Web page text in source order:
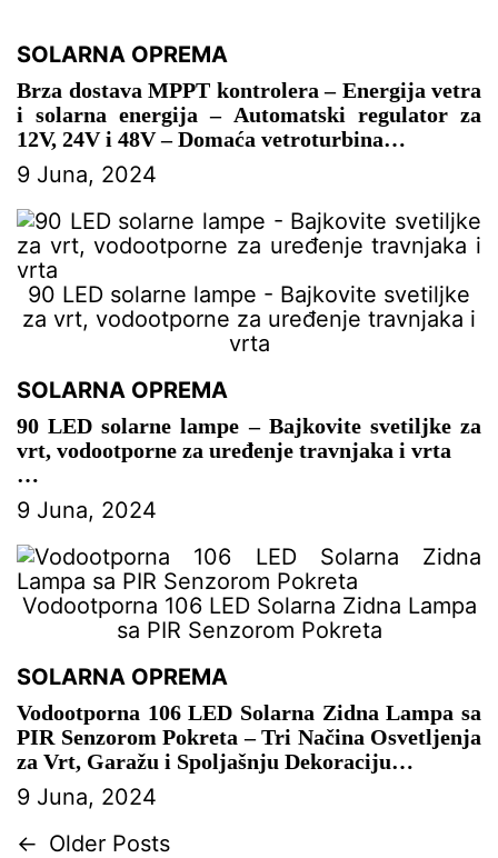
SOLARNA OPREMA
Brza dostava MPPT kontrolera – Energija vetra
i solarna energija – Automatski regulator za
12V, 24V i 48V – Domaća vetroturbina
– SOLARNA OPREMA
9 Juna, 2024
90 LED solarne lampe - Bajkovite svetiljke
za vrt, vodootporne za uređenje travnjaka i
vrta
SOLARNA OPREMA
90 LED solarne lampe – Bajkovite svetiljke za
vrt, vodootporne za uređenje travnjaka i vrta
– SOLARNA OPREMA
9 Juna, 2024
Vodootporna 106 LED Solarna Zidna Lampa
sa PIR Senzorom Pokreta
SOLARNA OPREMA
Vodootporna 106 LED Solarna Zidna Lampa sa
PIR Senzorom Pokreta – Tri Načina Osvetljenja
za Vrt, Garažu i Spoljašnju Dekoraciju
– SOLARNA OPREMA
9 Juna, 2024
N
← Older Posts